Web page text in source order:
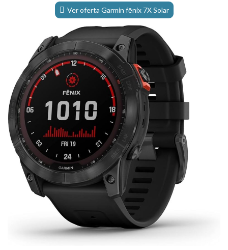
Ver oferta Garmin fēnix ​​7X Solar